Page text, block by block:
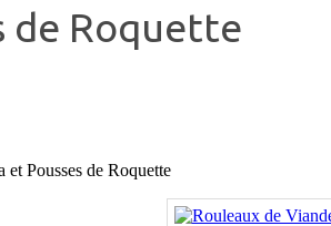
de Roquette
Pousses de Roquette